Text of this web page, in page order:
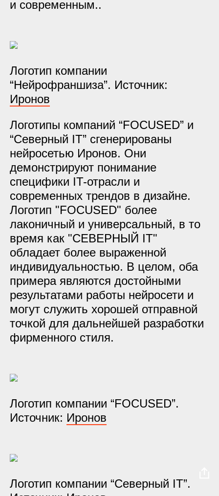
и современным..
Логотип компании
“Нейрофраншиза”. Источник:
Иронов
Логотипы компаний “FOCUSED” и
“Северный IT” сгенерированы
нейросетью Иронов. Они
демонстрируют понимание
специфики IT-отрасли и
современных трендов в дизайне.
Логотип "FOCUSED" более
лаконичный и универсальный, в то
время как "СЕВЕРНЫЙ IT"
обладает более выраженной
индивидуальностью. В целом, оба
примера являются достойными
результатами работы нейросети и
могут служить хорошей отправной
точкой для дальнейшей разработки
фирменного стиля.
Логотип компании “FOCUSED”.
Источник: Иронов
Логотип компании “Северный IT”.